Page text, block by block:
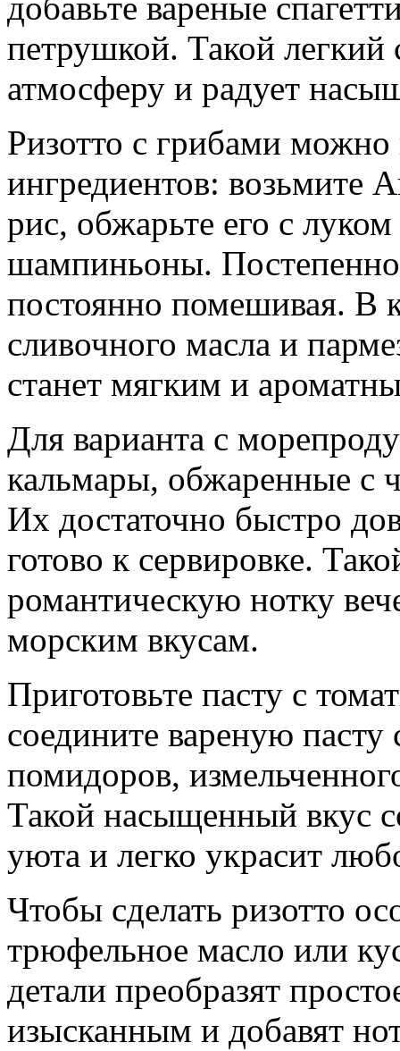
петрушкой. Такой легкий
атмосферу и радует
Ризотто с грибами
ингредиентов: возьмите
рис, обжарьте его с
шампиньоны. Постепенно
постоянно помешивая. В
сливочного масла и
станет мягким и
Для варианта с
кальмары, обжаренные с
Их достаточно быстро
готово к сервировке.
романтическую нотку
морским вкусам.
Приготовьте пасту с
соедините вареную
помидоров,
Такой насыщенный вкус
уюта и легко украсит
Чтобы сделать ризотто
трюфельное масло или
детали преобразят
изысканным и добавят